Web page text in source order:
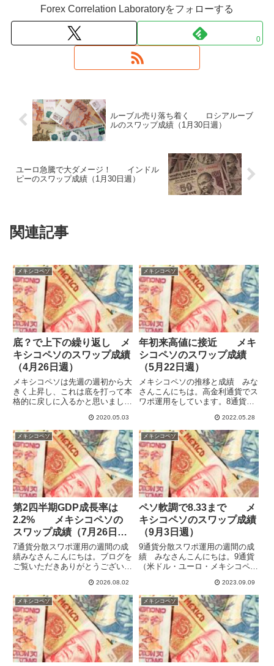
Forex Correlation Laboratoryをフォローする
0
ルーブル売り落ち着く ロシアルーブ
ルのスワップ成績（1月30日週）
ユーロ急騰で大ダメージ！ インドル
ピーのスワップ成績（1月30日週）
関連記事
メキシコペソ
底？で上下の繰り返し メ
キシコペソのスワップ成績
（4月26日週）
メキシコペソは先週の週初から大
きく上昇し、これは底を打って本
格的に戻しに入るかと思いました
て下落で利益のほとんどを帳消し
にしてしまいました。このまま底
練りで上下を繰り返しそうな気も
します。天井三日底百日という
こ...
2020.05.03
メキシコペソ
年初来高値に接近 メキ
シコペソのスワップ成績
（5月22日週）
メキシコペソの推移と成績 みな
さんこんにちは。高金利通貨でス
ワポ運用をしています。8通貨ペ
99,546円でした。まあまあ安定し
て今年の累積スワポは210万円ほ
どになっています。5月22日週の
メキシコペソ/円は6.4...
2022.05.28
メキシコペソ
第2四半期GDP成長率は
2.2% メキシコペソの
スワップ成績（7月26日
週）
7通貨分散スワポ運用の週間の成
績みなさんこんにちは。ブログを
ご覧いただきありがとうございま
散しつつ、ハイレバで高収益を目
指してスワップポイント運用をし
ています。2025年は10通貨で運
用していたものをトランプ警...
2026.08.02
メキシコペソ
ペソ軟調で8.33まで メ
キシコペソのスワップ成績
（9月3日週）
9通貨分散スワポ運用の週間の成
績 みなさんこんにちは。9通貨
（米ドル・ユーロ・メキシコペ
ル・インドルピー・ポーランドズ
ロチ・チェココルナ・ハンガリー
フォリント）でスワップポイント
運用をしています。ハイレバで高
収益...
2023.09.09
メキシコペソ メキシコペソ